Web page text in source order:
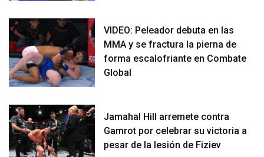
VIDEO: Peleador debuta en las
MMA y se fractura la pierna de
forma escalofriante en Combate
Global
Jamahal Hill arremete contra
Gamrot por celebrar su victoria a
pesar de la lesión de Fiziev